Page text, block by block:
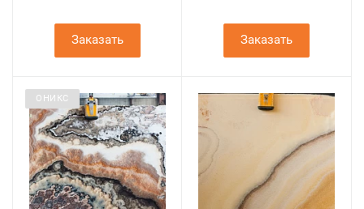
Заказать Заказать
ОНИКС